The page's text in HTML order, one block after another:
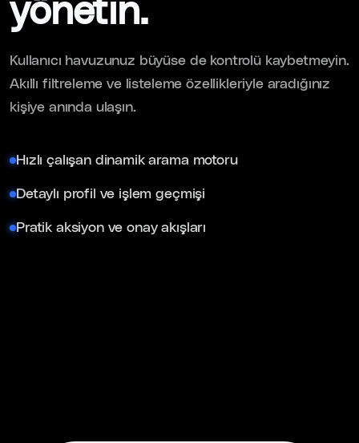
yönetin.
Kullanıcı havuzunuz büyüse de kontrolü kaybetmeyin.
Akıllı filtreleme ve listeleme özellikleriyle aradığınız
kişiye anında ulaşın.
Hızlı çalışan dinamik arama motoru
Detaylı profil ve işlem geçmişi
Pratik aksiyon ve onay akışları